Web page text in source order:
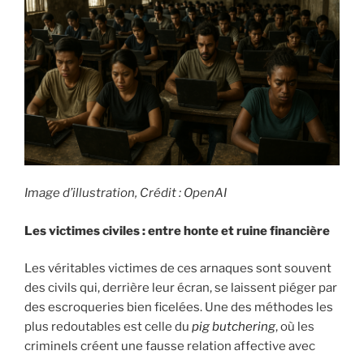
Image d’illustration, Crédit : OpenAI
Les victimes civiles : entre honte et ruine financière
Les véritables victimes de ces arnaques sont souvent
des civils qui, derrière leur écran, se laissent piéger par
des escroqueries bien ficelées. Une des méthodes les
plus redoutables est celle du pig butchering, où les
criminels créent une fausse relation affective avec